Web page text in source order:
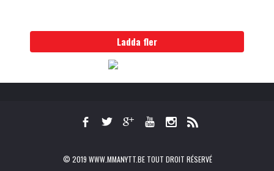
Ladda fler
© 2019 WWW.MMANYTT.BE TOUT DROIT RÉSERVÉ